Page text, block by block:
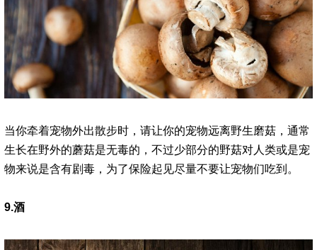
当你牵着宠物外出散步时，请让你的宠物远离野生磨菇，通常
生长在野外的蘑菇是无毒的，不过少部分的野菇对人类或是宠
物来说是含有剧毒，为了保险起见尽量不要让宠物们吃到。
9.酒